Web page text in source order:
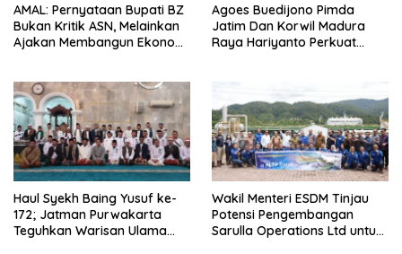
AMAL: Pernyataan Bupati BZ
Bukan Kritik ASN, Melainkan
Ajakan Membangun Ekonomi
Agoes Buedijono Pimda
Jatim Dan Korwil Madura
Raya Hariyanto Perkuat
Haul Syekh Baing Yusuf ke-
172; Jatman Purwakarta
Teguhkan Warisan Ulama
Wakil Menteri ESDM Tinjau
Potensi Pengembangan
Sarulla Operations Ltd untuk